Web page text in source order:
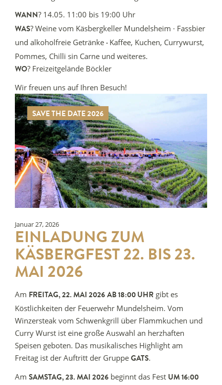
WANN? 14.05. 11:00 bis 19:00 Uhr
WAS? Weine vom Käsbergkeller Mundelsheim · Fassbier
und alkoholfreie Getränke · Kaffee, Kuchen, Currywurst,
Pommes, Chilli sin Carne und weiteres.
WO? Freizeitgelände Böckler
Wir freuen uns auf Ihren Besuch!
SAVE THE DATE 2026
Januar 27, 2026
EINLADUNG ZUM
KÄSBERGFEST 22. BIS 23.
MAI 2026
Am FREITAG, 22. MAI 2026 AB 18:00 UHR gibt es
Köstlichkeiten der Feuerwehr Mundelsheim. Vom
Winzersteak vom Schwenkgrill über Flammkuchen und
Curry Wurst ist eine große Auswahl an herzhaften
Speisen geboten. Das musikalisches Highlight am
Freitag ist der Auftritt der Gruppe GATS.
Am SAMSTAG, 23. MAI 2026 beginnt das Fest UM 16:00